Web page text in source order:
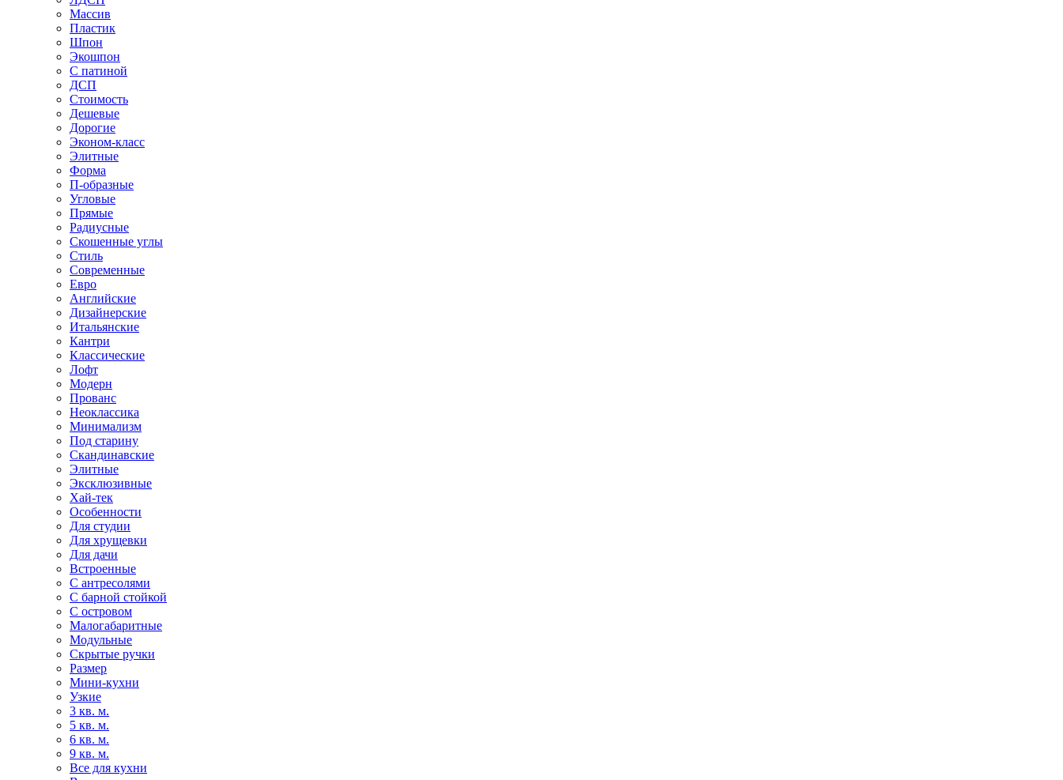
Массив
Пластик
Шпон
Экошпон
С патиной
ДСП
Стоимость
Дешевые
Дорогие
Эконом-класс
Элитные
Форма
П-образные
Угловые
Прямые
Радиусные
Скошенные углы
Стиль
Современные
Евро
Английские
Дизайнерские
Итальянские
Кантри
Классические
Лофт
Модерн
Прованс
Неоклассика
Минимализм
Под старину
Скандинавские
Элитные
Эксклюзивные
Хай-тек
Особенности
Для студии
Для хрущевки
Для дачи
Встроенные
С антресолями
С барной стойкой
С островом
Малогабаритные
Модульные
Скрытые ручки
Размер
Мини-кухни
Узкие
3 кв. м.
5 кв. м.
6 кв. м.
9 кв. м.
Все для кухни